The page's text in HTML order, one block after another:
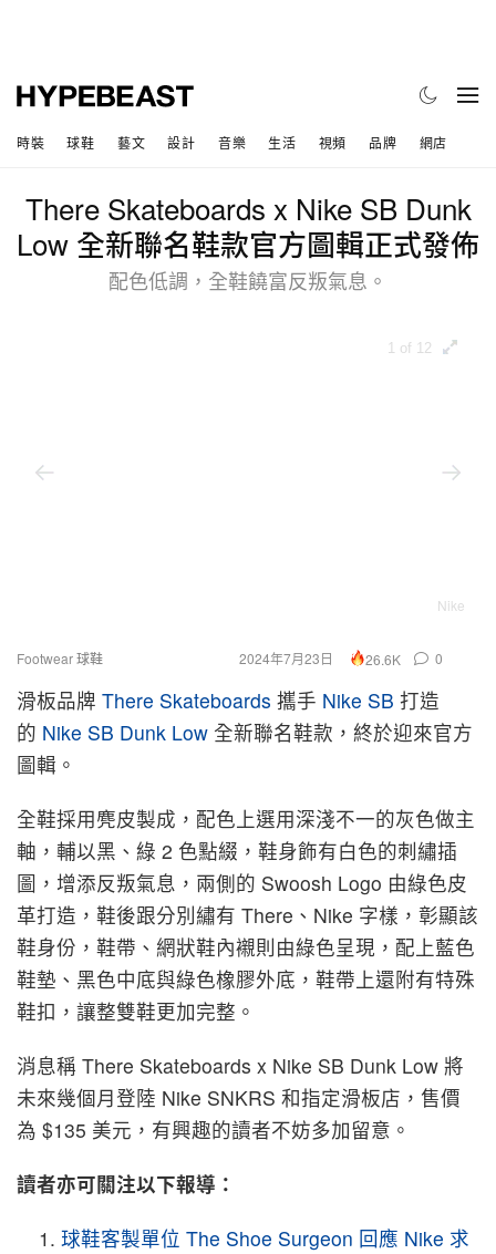
時裝 球鞋 藝文 設計 音樂 生活 視頻 品牌 網店
There Skateboards x Nike SB Dunk
Low 全新聯名鞋款官方圖輯正式發佈
配色低調，全鞋饒富反叛氣息。
1 of 12
Nike
Footwear 球鞋 2024年7月23日 26.6K 0
滑板品牌 There Skateboards 攜手 Nike SB 打造
的 Nike SB Dunk Low 全新聯名鞋款，終於迎來官方
圖輯。
全鞋採用麂皮製成，配色上選用深淺不一的灰色做主
軸，輔以黑、綠 2 色點綴，鞋身飾有白色的刺繡插
圖，增添反叛氣息，兩側的 Swoosh Logo 由綠色皮
革打造，鞋後跟分別繡有 There、Nike 字樣，彰顯該
鞋身份，鞋帶、網狀鞋內襯則由綠色呈現，配上藍色
鞋墊、黑色中底與綠色橡膠外底，鞋帶上還附有特殊
鞋扣，讓整雙鞋更加完整。
消息稱 There Skateboards x Nike SB Dunk Low 將
未來幾個月登陸 Nike SNKRS 和指定滑板店，售價
為 $135 美元，有興趣的讀者不妨多加留意。
讀者亦可關注以下報導：
球鞋客製單位 The Shoe Surgeon 回應 Nike 求